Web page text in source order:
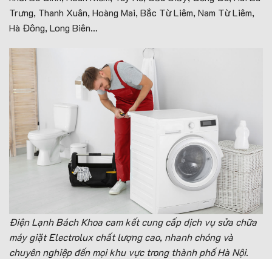
Trưng, Thanh Xuân, Hoàng Mai, Bắc Từ Liêm, Nam Từ Liêm,
Hà Đông, Long Biên…
Điện Lạnh Bách Khoa cam kết cung cấp dịch vụ sửa chữa
máy giặt Electrolux chất lượng cao, nhanh chóng và
chuyên nghiệp đến mọi khu vực trong thành phố Hà Nội.